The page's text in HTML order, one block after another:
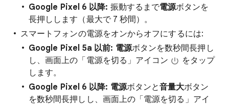
Google Pixel 6 以降: 振動するまで電源ボタンを
長押しします（最大で 7 秒間）。
スマートフォンの電源をオンからオフにするには:
Google Pixel 5a 以前: 電源ボタンを数秒間長押し
し、画面上の「電源を切る」アイコン
をタップ
します。
Google Pixel 6 以降: 電源ボタンと音量大ボタン
を数秒間長押しし、画面上の「電源を切る」アイ